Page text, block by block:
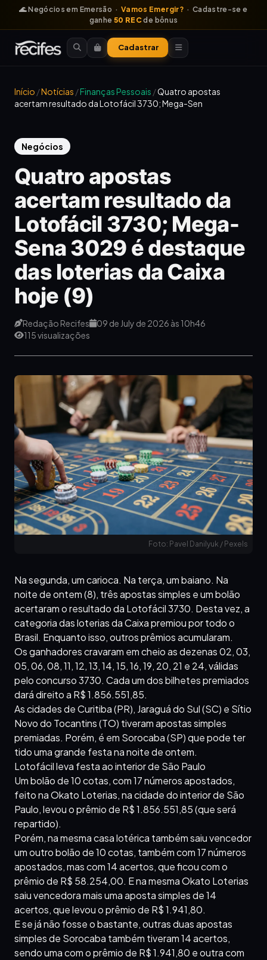
🌊 Negócios em Emersão · Vamos Emergir? · Cadastre-se e
ganhe50 RECde bônus
Cadastrar
Início /Notícias /Finanças Pessoais /Quatro apostas
acertam resultado da Lotofácil 3730; Mega-Sen
Negócios
Quatro apostas
acertam resultado da
Lotofácil 3730; Mega-
Sena 3029 é destaque
das loterias da Caixa
hoje (9)
Redação Recifes
09 de July de 2026 às 10h46
115 visualizações
Foto: Pavel Danilyuk / Pexels
Na segunda, um carioca. Na terça, um baiano. Na
noite de ontem (8), três apostas simples e um bolão
acertaram o resultado da Lotofácil 3730. Desta vez, a
categoria das loterias da Caixa premiou por todo o
Brasil. Enquanto isso, outros prêmios acumularam.
Os ganhadores cravaram em cheio as dezenas 02, 03,
05, 06, 08, 11, 12, 13, 14, 15, 16, 19, 20, 21 e 24, válidas
pelo concurso 3730. Cada um dos bilhetes premiados
dará direito a R$ 1.856.551,85.
As cidades de Curitiba (PR), Jaraguá do Sul (SC) e Sítio
Novo do Tocantins (TO) tiveram apostas simples
premiadas. Porém, é em Sorocaba (SP) que pode ter
tido uma grande festa na noite de ontem.
Lotofácil leva festa ao interior de São Paulo
Um bolão de 10 cotas, com 17 números apostados,
feito na Okato Loterias, na cidade do interior de São
Paulo, levou o prêmio de R$ 1.856.551,85 (que será
repartido).
Porém, na mesma casa lotérica também saiu vencedor
um outro bolão de 10 cotas, também com 17 números
apostados, mas com 14 acertos, que ficou com o
prêmio de R$ 58.254,00. E na mesma Okato Loterias
saiu vencedora mais uma aposta simples de 14
acertos, que levou o prêmio de R$ 1.941,80.
E se já não fosse o bastante, outras duas apostas
simples de Sorocaba também tiveram 14 acertos,
sendo uma com o prêmio de R$ 1.941,80 e outra com